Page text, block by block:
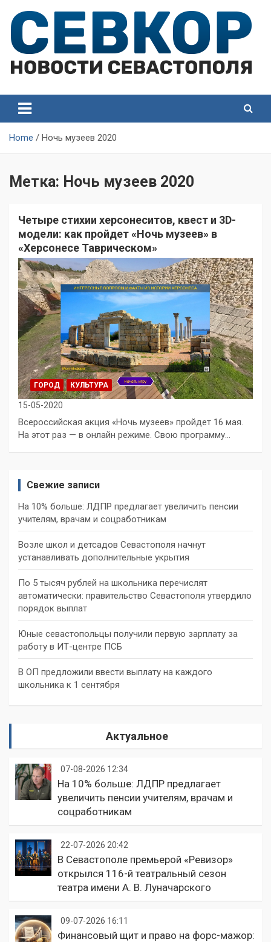
content
Севастополя
Севастополя
Home Ночь музеев 2020
Метка: Ночь музеев 2020
Четыре стихии херсонеситов, квест и 3D-
модели: как пройдет «Ночь музеев» в
«Херсонесе Таврическом»
ГОРОД КУЛЬТУРА
15-05-2020
Всероссийская акция «Ночь музеев» пройдет 16 мая.
На этот раз — в онлайн режиме. Свою программу…
Свежие записи
На 10% больше: ЛДПР предлагает увеличить пенсии
учителям, врачам и соцработникам
Возле школ и детсадов Севастополя начнут
устанавливать дополнительные укрытия
По 5 тысяч рублей на школьника перечислят
автоматически: правительство Севастополя утвердило
порядок выплат
Юные севастопольцы получили первую зарплату за
работу в ИТ-центре ПСБ
В ОП предложили ввести выплату на каждого
школьника к 1 сентября
Актуальное
07-08-2026 12:34
На 10% больше: ЛДПР предлагает
увеличить пенсии учителям, врачам и
соцработникам
22-07-2026 20:42
В Севастополе премьерой «Ревизор»
открылся 116-й театральный сезон
театра имени А. В. Луначарского
09-07-2026 16:11
Финансовый щит и право на форс-мажор: